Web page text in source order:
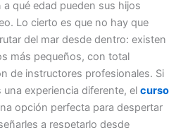
qué edad pueden sus hijos
Lo cierto es que no hay que
del mar desde dentro: existen
más pequeños, con total
de instructores profesionales. Si
experiencia diferente, el curso
opción perfecta para despertar
a respetarlo desde